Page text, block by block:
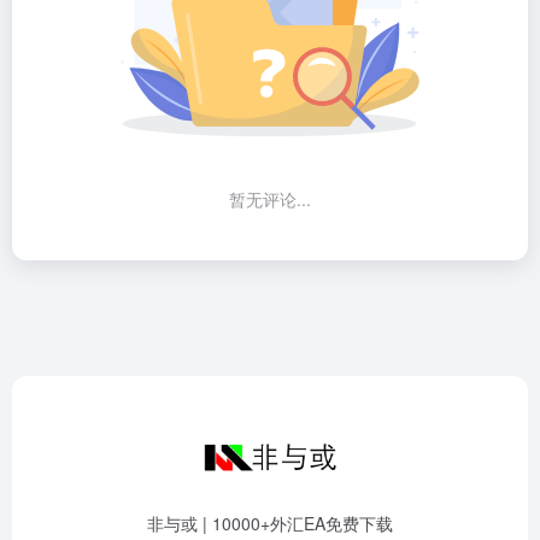
暂无评论...
非与或 | 10000+外汇EA免费下载